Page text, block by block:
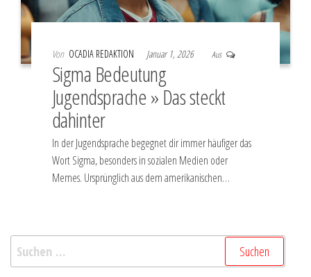
Von OCADIA REDAKTION Januar 1, 2026 Aus
Sigma Bedeutung
Jugendsprache » Das steckt
dahinter
In der Jugendsprache begegnet dir immer häufiger das
Wort Sigma, besonders in sozialen Medien oder
Memes. Ursprünglich aus dem amerikanischen…
Suchen
nach: